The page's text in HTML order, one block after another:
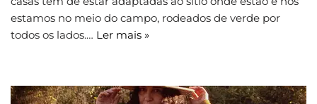
estamos no meio do campo, rodeados de verde por
todos os lados.… Ler mais »